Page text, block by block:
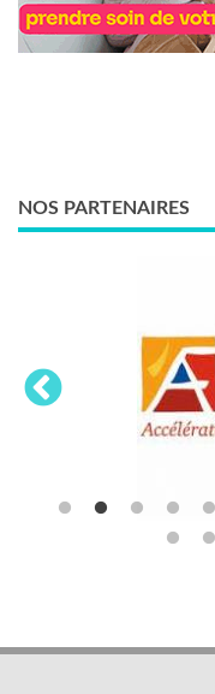
NOS PARTENAIRES